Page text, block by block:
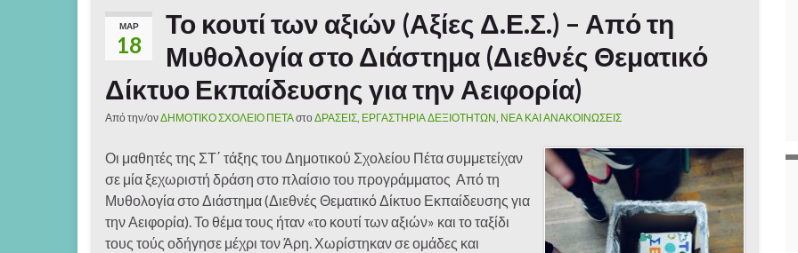
ΜΑΡ
18
Το κουτί των αξιών (Αξίες Δ.Ε.Σ.) – Από τη
Μυθολογία στο Διάστημα (Διεθνές Θεματικό
Δίκτυο Εκπαίδευσης για την Αειφορία)
Από την/ονΔΗΜΟΤΙΚΟ ΣΧΟΛΕΙΟ ΠΕΤΑστο ΔΡΑΣΕΙΣ ΕΡΓΑΣΤΗΡΙΑ ΔΕΞΙΟΤΗΤΩΝ ΝΕΑ ΚΑΙ ΑΝΑΚΟΙΝΩΣΕΙΣ
Οι μαθητές της ΣΤ΄ τάξης του Δημοτικού Σχολείου Πέτα συμμετείχαν
σε μία ξεχωριστή δράση στο πλαίσιο του προγράμματος Από τη
Μυθολογία στο Διάστημα (Διεθνές Θεματικό Δίκτυο Εκπαίδευσης για
την Αειφορία). Το θέμα τους ήταν «το κουτί των αξιών» και το ταξίδι
τους τούς οδήγησε μέχρι τον Άρη. Χωρίστηκαν σε ομάδες και